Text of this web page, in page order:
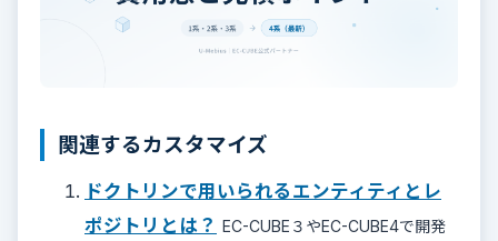
関連するカスタマイズ
ドクトリンで用いられるエンティティとレ
ポジトリとは？
EC-CUBE３やEC-CUBE4で開発